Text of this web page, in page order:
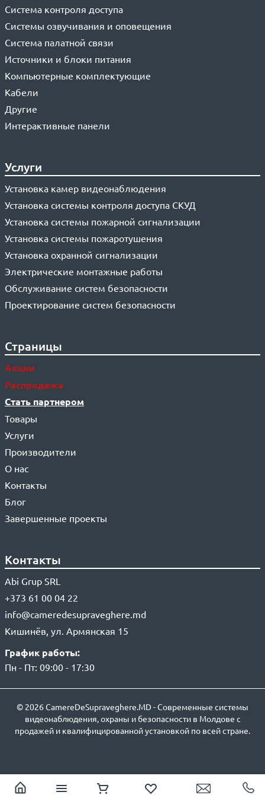
Система контроля доступа
Системы озвучивания и оповещения
Система палатной связи
Источники и блоки питания
Компьютерные комплектующие
Кабели
Другие
Интерактивные панели
Услуги
Установка камер видеонаблюдения
Установка системы контроля доступа СКУД
Установка системы пожарной сигнализации
Установка системы пожаротушения
Установка охранной сигнализации
Электрические монтажные работы
Обслуживание систем безопасности
Проектирование систем безопасности
Страницы
Акции
Распродажа
Стать партнером
Товары
Услуги
Производители
О нас
Контакты
Блог
Завершенные проекты
Контакты
Abi Grup SRL
+373 61 00 04 22
info@cameredesupraveghere.md
Кишинёв, ул. Армянская 15
График работы:
Пн - Пт: 09:00 - 17:30
© 2026 CamereDeSupraveghere.MD - Современные системы
видеонаблюдения, охраны и безопасности в Молдове с
продажей и квалифицированной установкой по всей стране.